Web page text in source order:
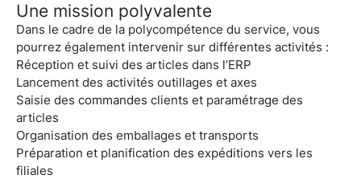
Une mission polyvalente
Dans le cadre de la polycompétence du service, vous
pourrez également intervenir sur différentes activités :
Réception et suivi des articles dans l’ERP
Lancement des activités outillages et axes
Saisie des commandes clients et paramétrage des
articles
Organisation des emballages et transports
Préparation et planification des expéditions vers les
filiales